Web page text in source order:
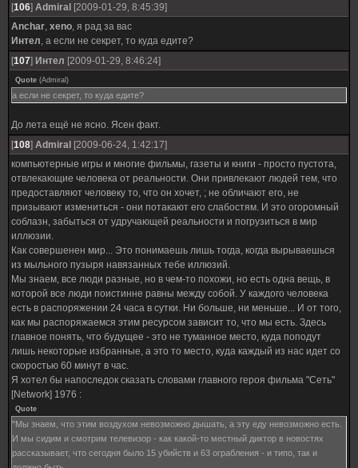
[106] Admiral [2009-01-29, 8:45:39]
Anchar, xeno, я рад за вас
Интел, а если не секрет, то куда едите?
[107] Интел [2009-01-29, 8:46:24]
Quote (Admiral )
а если не секрет, то куда едите?
До лета ещё не ясно. Ясен факт.
[108] Admiral [2009-06-24, 1:42:17]
компьютерные игры и многие фильмы, газеты и книги - просто пустота,
отвлекающие человека от реальности. Они привлекают людей тем, что
предоставляют человеку то, что он хочет, ; не обличают его, не
призывают измениться - они потакают его слабостям. И это огоромный
соблазн, забыться от удручающей реальности и погрузиться в мир
иллюзии.
Как совершенен мир... Это понимаешь лишь тогда, когда вырываешься
из мыльного пузыря навязанных тебе иллюзий.
Мы знаем, все люди разные, но в чем-то похожи, но есть одна вещь, в
которой все люди поистинне равны между собой. У каждого человека
есть в распоряжении 24 часа в сутки. Ни больше, ни меньше... И от того,
как мы распоряжаемся этим ресурсом зависит то, что мы есть. Здесь
главное понять, что будущее - это не туманное место, куда поподут
лишь некоторые избранные, а это то место, куда каждый из нас идет со
скоростью 60 минут в час.
Я хотел бы напоследок сказать словами главного героя фильма "Сеть"
[Network] 1976 :
Quote
"Мы знаем, что этим воздухом невозможно дышать, а эту еду невозможно есть.
И мы сидим и смотрим телевизор - как какой-то местный диктор в новостях
рассказывает, что сегодня было 15 убийств и 63 ограбления - и типо, так и